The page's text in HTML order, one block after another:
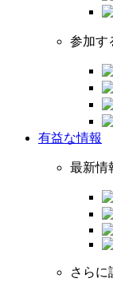
参加す
有益な情報
最新情
さらに